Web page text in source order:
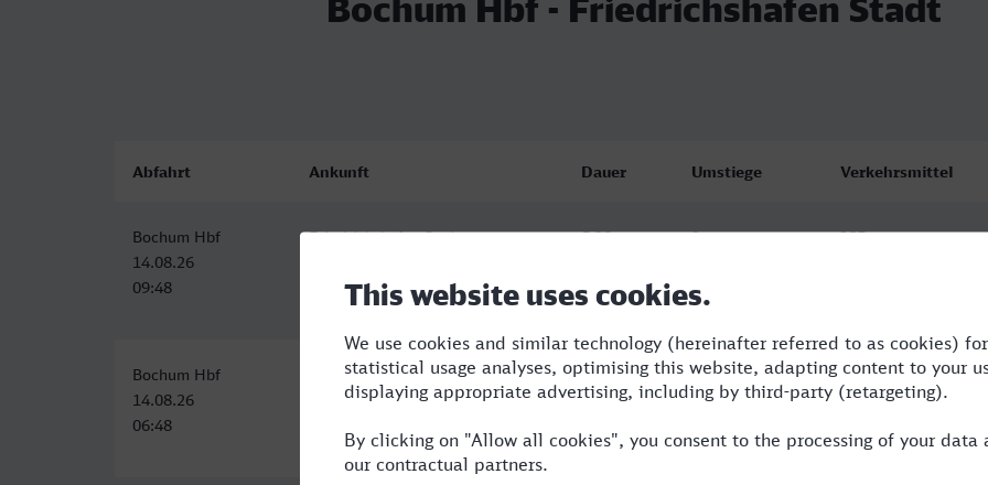
Abfahrt Ankunft Dauer Umstiege Verkehrsmittel
Bochum Hbf
14.08.26
09:48
Friedrichshafen Stadt
15:16
5:28 2 ICE
Bochum Hbf
14.08.26
06:48
Friedrichshafen Stadt
14.08.26
5:37 2 RE,ICE